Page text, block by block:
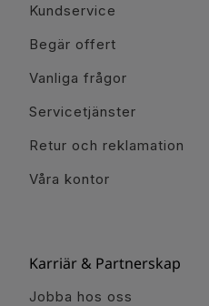
Kundservice
Begär offert
Vanliga frågor
Servicetjänster
Retur och reklamation
Våra kontor
Karriär & Partnerskap
Jobba hos oss